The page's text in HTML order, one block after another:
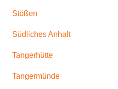
Stößen
Südliches Anhalt
Tangerhütte
Tangermünde